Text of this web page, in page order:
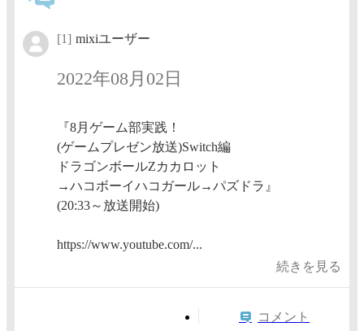
[1] mixiユーザー
2022年08月02日
『8月ゲーム部実践！
(ゲームプレゼン放送)Switch編
ドラゴンボールZカカロット
→ハコボーイハコガール→パズドラ』
(20:33～放送開始)
https://www.youtube.com/...
続きを見る
コメント